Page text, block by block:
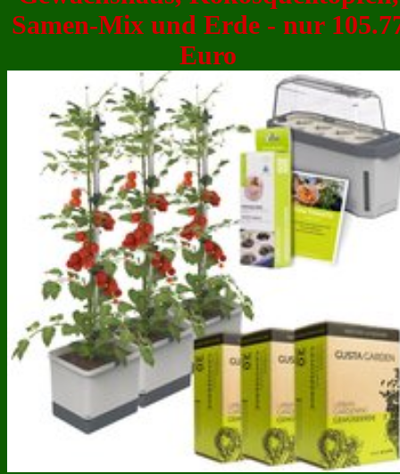
Samen-Mix und Erde - nur
Euro